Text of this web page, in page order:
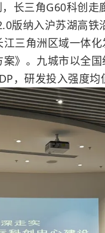
长三角G60科创走
版纳入沪苏湖高铁
三角洲区域一体
案》。九城市以全
，研发投入强度均